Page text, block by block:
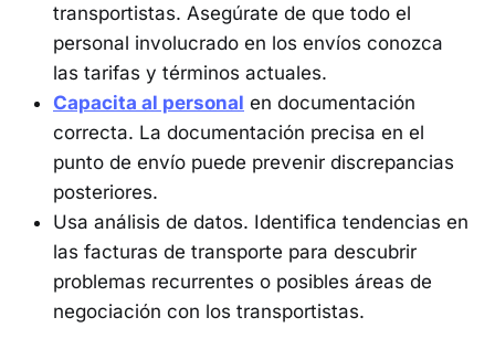
transportistas. Asegúrate de que todo el
personal involucrado en los envíos conozca
las tarifas y términos actuales.
Capacita al personal en documentación
correcta. La documentación precisa en el
punto de envío puede prevenir discrepancias
posteriores.
Usa análisis de datos. Identifica tendencias en
las facturas de transporte para descubrir
problemas recurrentes o posibles áreas de
negociación con los transportistas.